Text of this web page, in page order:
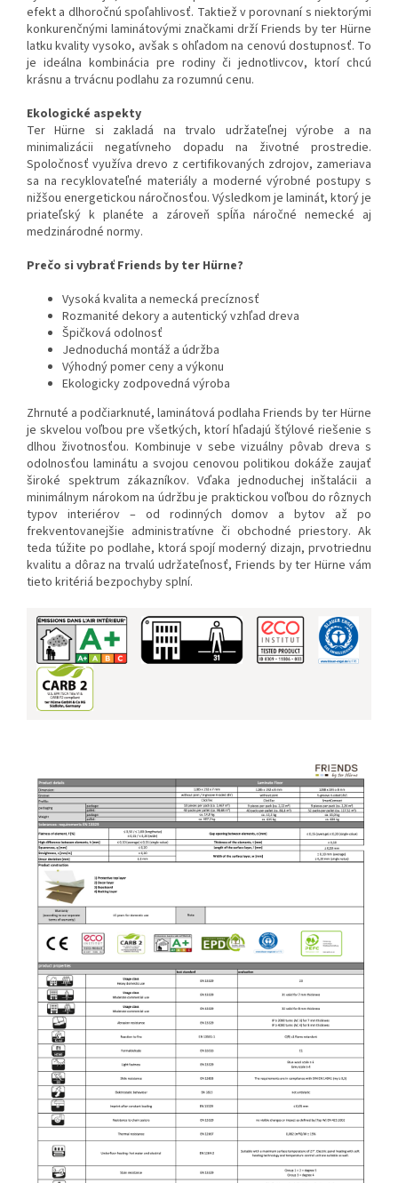
efekt a dlhoročnú spoľahlivosť. Taktiež v porovnaní s niektorými
konkurenčnými laminátovými značkami drží Friends by ter Hürne
latku kvality vysoko, avšak s ohľadom na cenovú dostupnosť. To
je ideálna kombinácia pre rodiny či jednotlivcov, ktorí chcú
krásnu a trvácnu podlahu za rozumnú cenu.
Ekologické aspekty
Ter Hürne si zakladá na trvalo udržateľnej výrobe a na
minimalizácii negatívneho dopadu na životné prostredie.
Spoločnosť využíva drevo z certifikovaných zdrojov, zameriava
sa na recyklovateľné materiály a moderné výrobné postupy s
nižšou energetickou náročnosťou. Výsledkom je laminát, ktorý je
priateľský k planéte a zároveň spĺňa náročné nemecké aj
medzinárodné normy.
Prečo si vybrať Friends by ter Hürne?
Vysoká kvalita a nemecká precíznosť
Rozmanité dekory a autentický vzhľad dreva
Špičková odolnosť
Jednoduchá montáž a údržba
Výhodný pomer ceny a výkonu
Ekologicky zodpovedná výroba
Zhrnuté a podčiarknuté, laminátová podlaha Friends by ter Hürne
je skvelou voľbou pre všetkých, ktorí hľadajú štýlové riešenie s
dlhou životnosťou. Kombinuje v sebe vizuálny pôvab dreva s
odolnosťou laminátu a svojou cenovou politikou dokáže zaujať
široké spektrum zákazníkov. Vďaka jednoduchej inštalácii a
minimálnym nárokom na údržbu je praktickou voľbou do rôznych
typov interiérov – od rodinných domov a bytov až po
frekventovanejšie administratívne či obchodné priestory. Ak
teda túžite po podlahe, ktorá spojí moderný dizajn, prvotriednu
kvalitu a dôraz na trvalú udržateľnosť, Friends by ter Hürne vám
tieto kritériá bezpochyby splní.